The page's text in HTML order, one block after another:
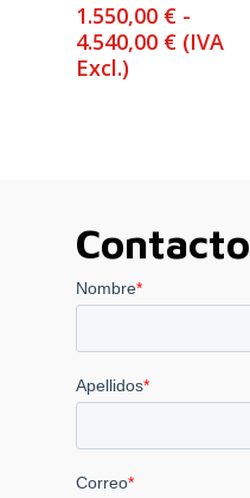
1.550,00 € -
4.540,00 €Rango
(IVA
Excl.)
Contacto